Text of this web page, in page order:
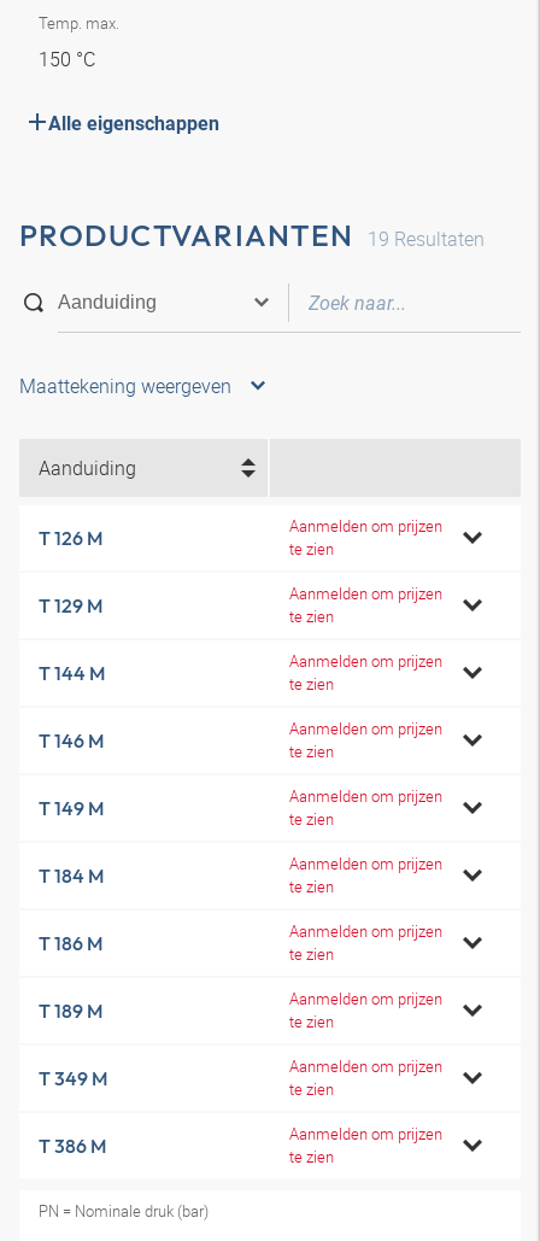
Temp. max.
150 °C
Alle eigenschappen
PRODUCTVARIANTEN 19 Resultaten
Maattekening weergeven
Aanduiding
T 126 M
Aanmelden om prijzen
te zien
T 129 M
Aanmelden om prijzen
te zien
T 144 M
Aanmelden om prijzen
te zien
T 146 M
Aanmelden om prijzen
te zien
T 149 M
Aanmelden om prijzen
te zien
T 184 M
Aanmelden om prijzen
te zien
T 186 M
Aanmelden om prijzen
te zien
T 189 M
Aanmelden om prijzen
te zien
T 349 M
Aanmelden om prijzen
te zien
T 386 M
Aanmelden om prijzen
te zien
PN = Nominale druk (bar)